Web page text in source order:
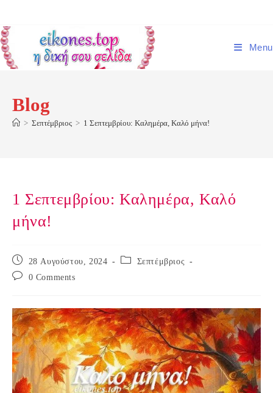
content
Menu
Blog
> Σεπτέμβριος > 1 Σεπτεμβρίου: Καλημέρα, Καλό μήνα!
1 Σεπτεμβρίου: Καλημέρα, Καλό
μήνα!
Post
published:
28 Αυγούστου, 2024
Post
Σεπτέμβριος
Post
0 Comments